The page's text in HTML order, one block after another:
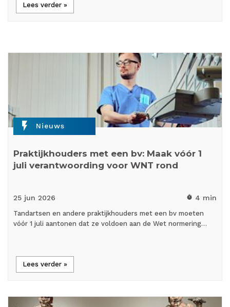
Lees verder »
flash_on Nieuws
Praktijkhouders met een bv: Maak vóór 1
juli verantwoording voor WNT rond
25 jun 2026 timer 4 min
Tandartsen en andere praktijkhouders met een bv moeten
vóór 1 juli aantonen dat ze voldoen aan de Wet normering…
Lees verder »